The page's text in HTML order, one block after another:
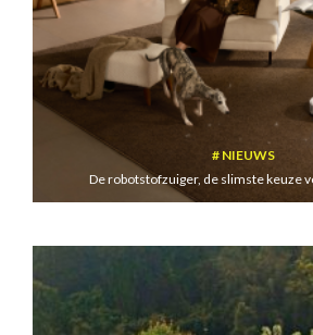
NIEUWS
De robotstofzuiger, de slimste keuze